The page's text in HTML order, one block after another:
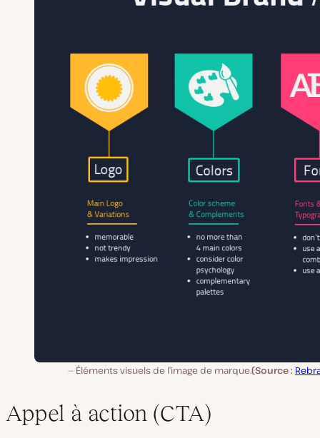
Éléments visuels de l’image de marque.(Source :
Appel à action (CTA)